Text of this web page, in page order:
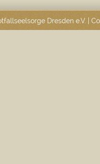
Dresden e.V. |